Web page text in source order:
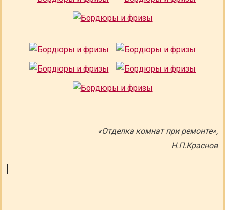
«Отделка комнат при ремонте»,
Н.П.Краснов